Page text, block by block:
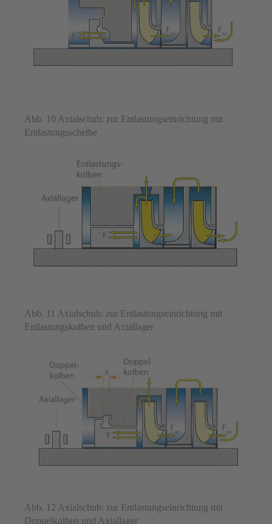
Abb. 10 Axialschub: zur Entlastungseinrichtung mit
Entlastungsscheibe
Abb. 11 Axialschub: zur Entlastungseinrichtung mit
Entlastungskolben und Axiallager
Abb. 12 Axialschub: zur Entlastungseinrichtung mit
Doppelkolben und Axiallager